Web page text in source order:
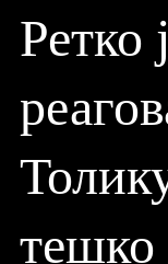
Ретко
тешко